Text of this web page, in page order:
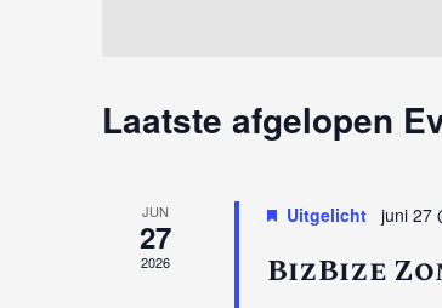
Laatste afgelopen
JUN
27
2026
Uitgelicht juni 27
BizBize